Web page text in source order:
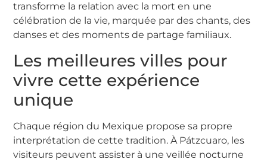
transforme la relation avec la mort en une
célébration de la vie, marquée par des chants, des
danses et des moments de partage familiaux.
Les meilleures villes pour
vivre cette expérience
unique
Chaque région du Mexique propose sa propre
interprétation de cette tradition. À Pátzcuaro, les
visiteurs peuvent assister à une veillée nocturne